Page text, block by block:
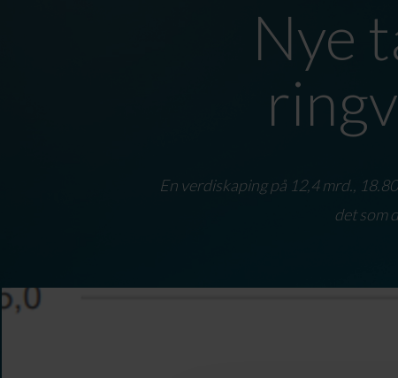
Nye
En verdiskaping på 12,4 mrd.,
det som